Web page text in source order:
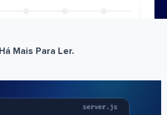
Há Mais Para Ler.